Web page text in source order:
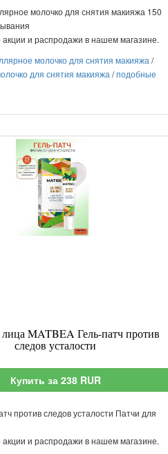
молочко для снятия макияжа 150
акции и распродажи в нашем магазине.
молочко для снятия макияжа /
для снятия макияжа /подобные
MATBEA Гель-патч против
следов усталости
Купить за 238 RUR
против следов усталости Патчи для
акции и распродажи в нашем магазине.